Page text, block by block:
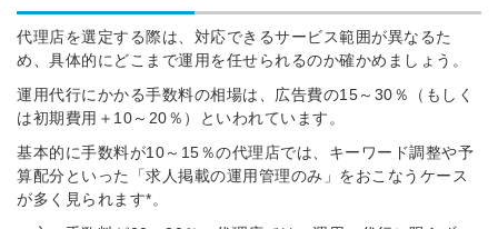
代理店を選定する際は、対応できるサービス範囲が異なるた
め、具体的にどこまで運用を任せられるのか確かめましょう。
運用代行にかかる手数料の相場は、広告費の15～30％（もしく
は初期費用＋10～20％）といわれています。
基本的に手数料が10～15％の代理店では、キーワード調整や予
算配分といった「求人掲載の運用管理のみ」をおこなうケース
が多く見られます*。
採用にまつわる独自の調査レポ
ートが届く
採用に役立つ記事・資料が届く
メールアドレス